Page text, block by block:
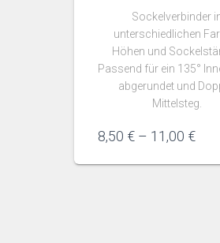
Sockelverbinder
unterschiedlichen
Höhen und
Passend für ein 135°
abgerundet und
Mittelsteg.
8,50 € – 11,00 €
bis